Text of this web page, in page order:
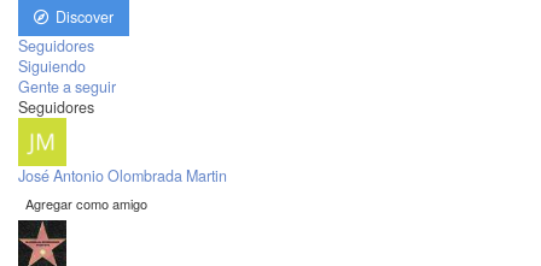
Discover
Seguidores
Siguiendo
Gente a seguir
Seguidores
José Antonio Olombrada Martin
Agregar como amigo